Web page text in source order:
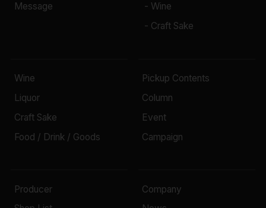
Message
- Wine
- Craft Sake
Wine
Liquor
Craft Sake
Food / Drink / Goods
Pickup Contents
Column
Event
Campaign
Producer
Company